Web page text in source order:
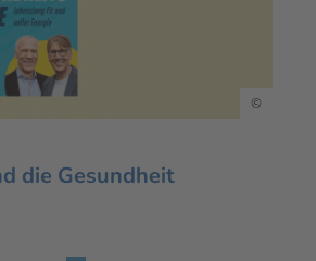
©
die Gesundheit